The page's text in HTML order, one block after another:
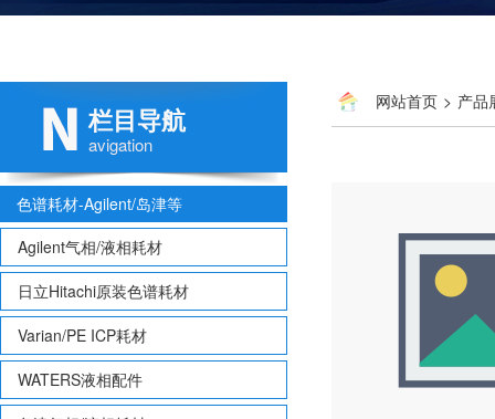
栏目导航
avigation
色谱耗材-Agilent/岛津等
Agilent气相/液相耗材
日立Hitachi原装色谱耗材
Varian/PE ICP耗材
WATERS液相配件
网站首页 > 产品